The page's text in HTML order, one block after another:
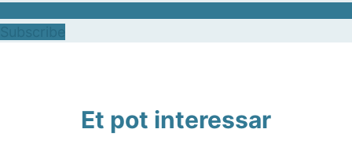
Et pot interessar